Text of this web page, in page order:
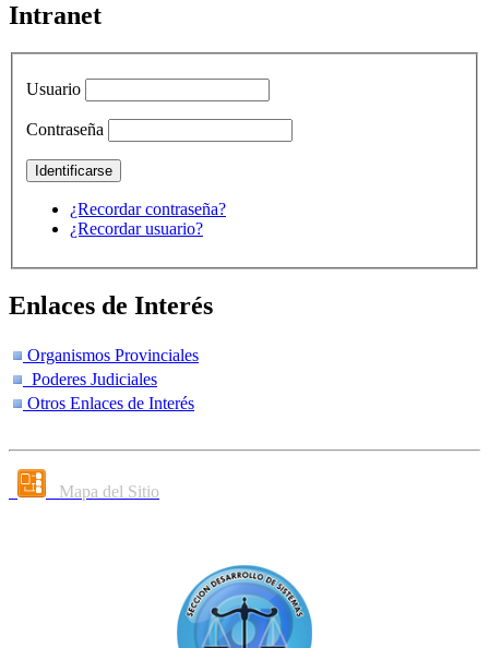
Intranet
Usuario
Contraseña
¿Recordar contraseña?
¿Recordar usuario?
Enlaces de Interés
Organismos Provinciales
Poderes Judiciales
Otros Enlaces de Interés
Mapa del Sitio